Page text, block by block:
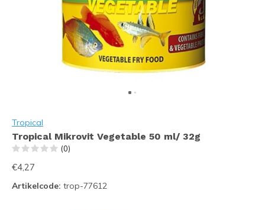
Tropical
Tropical Mikrovit Vegetable 50 ml/ 32g
(0)
€4,27
Artikelcode: trop-77612